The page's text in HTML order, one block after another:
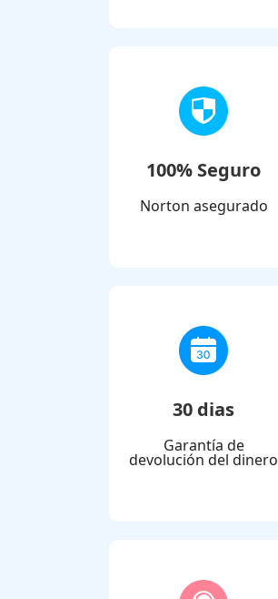
100% Seguro
Norton asegurado
30 dias
Garantía de
devolución del dinero